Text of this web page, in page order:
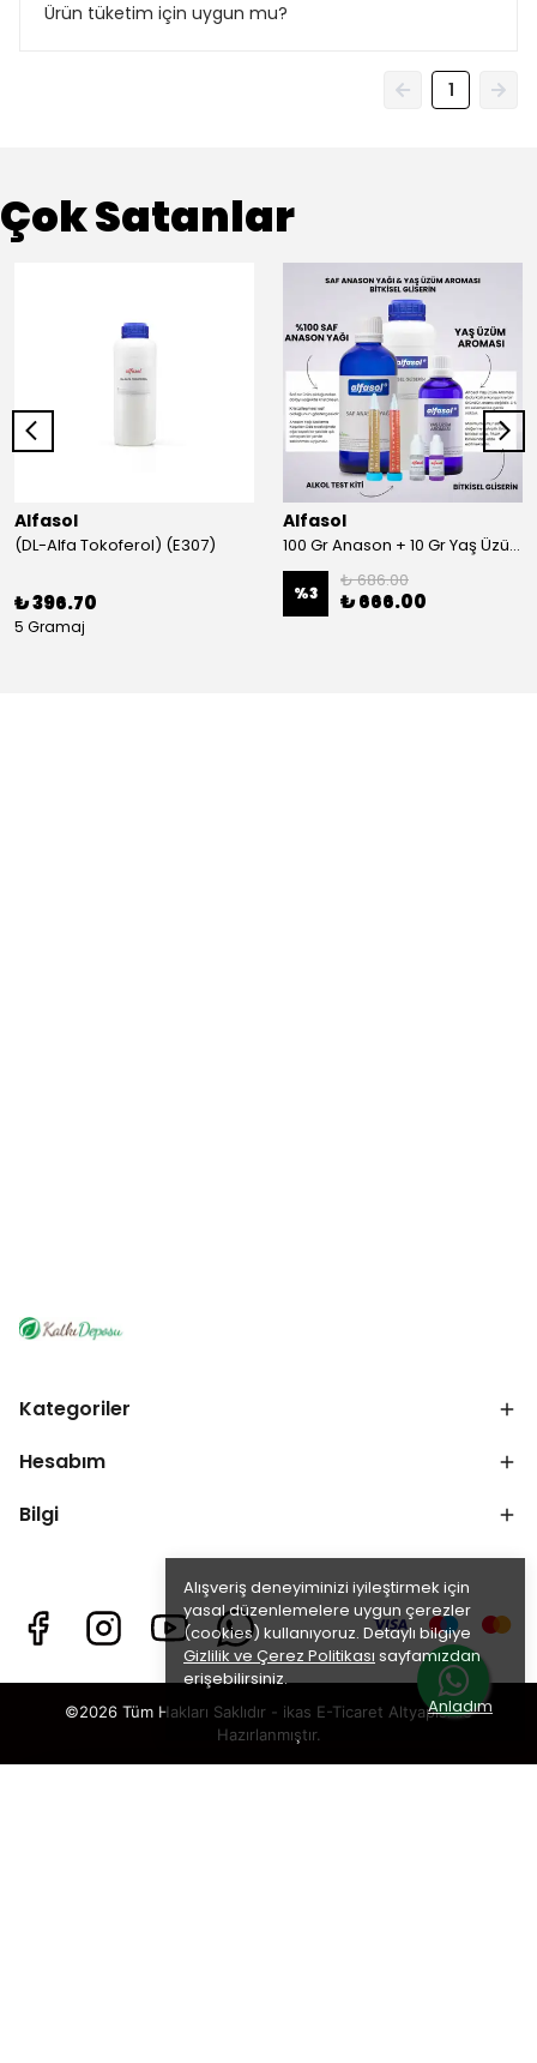
Alışveriş deneyiminizi iyileştirmek için
yasal düzenlemelere uygun çerezler
(cookies) kullanıyoruz. Detaylı bilgiye
Gizlilik ve Çerez Politikası sayfamızdan
erişebilirsiniz.
Anladım
Ürün tüketim için uygun mu?
1
Çok Satanlar
Alfasol
(DL-Alfa Tokoferol) (E307)
₺ 396.70
5 Gramaj
Alfasol
100 Gr Anason + 10 Gr Yaş Üzüm + 250 Gr Gliserin + Alkol Test Kiti
%3
₺ 686.00
₺ 666.00
Kategoriler
Hesabım
Bilgi
©2026 Tüm Hakları Saklıdır - ikas E-Ticaret Altyapısı ile
Hazırlanmıştır.